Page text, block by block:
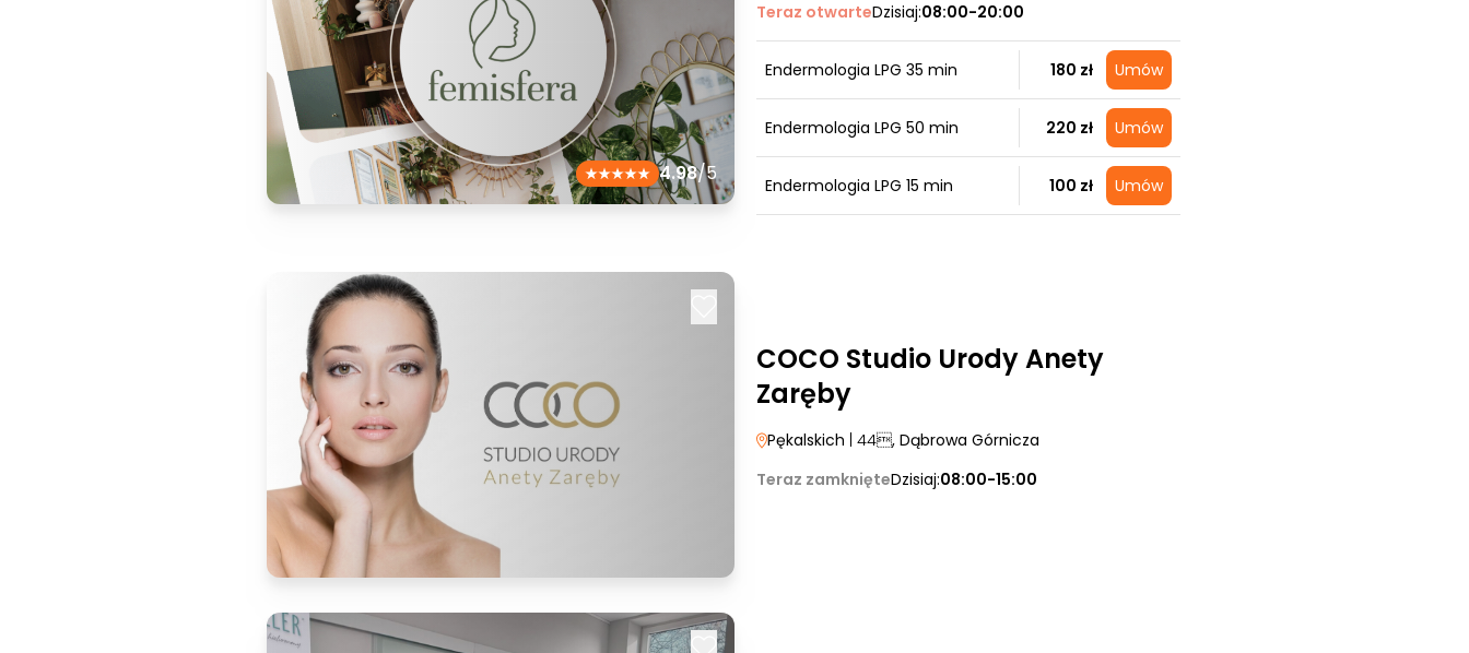
4.98/5
Teraz otwarteDzisiaj:08:00-20:00
Endermologia LPG 35 min 180 zł Umów
Endermologia LPG 50 min 220 zł Umów
Endermologia LPG 15 min 100 zł Umów
COCO Studio Urody Anety
Zaręby
Pękalskich | 44, Dąbrowa Górnicza
Teraz zamknięteDzisiaj:08:00-15:00